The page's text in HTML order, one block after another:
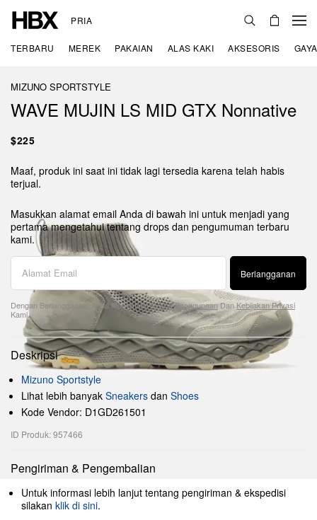
PRIA
TERBARU MEREK PAKAIAN ALAS KAKI AKSESORIS
MIZUNO SPORTSTYLE
WAVE MUJIN LS MID GTX Nonnative
$225
Maaf, produk ini saat ini tidak lagi tersedia karena telah habis
terjual.
Masukkan alamat email Anda di bawah ini untuk menjadi yang
pertama mengetahui tentang drops dan pengumuman terbaru
kami.
Berlangganan
Dengan Berlangganan, Anda MenyetujuiSyarat PenggunaanDanKebijakan Privasi
Kami.
Deskripsi
Mizuno Sportstyle
Lihat lebih banyak Sneakers dan Shoes
Kode Vendor: D1GD261501
ID Produk: 957466
Pengiriman & Pengembalian
Untuk informasi lebih lanjut tentang pengiriman & ekspedisi
silakan klik di sini.